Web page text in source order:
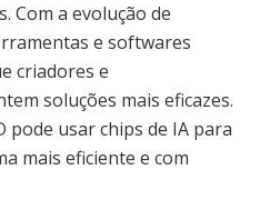
Com a evolução de
e softwares
criadores e
soluções mais eficazes.
pode usar chips de IA para
mais eficiente e com